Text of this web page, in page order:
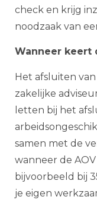
check en krijg
noodzaak van
Wanneer keert
Het afsluiten
zakelijke
letten bij het
samen met de
wanneer de
bijvoorbeeld bij
je eigen